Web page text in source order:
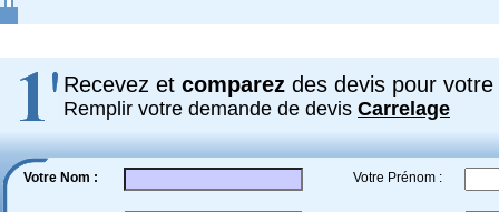
Recevez et comparez des devis pour votre
Remplir votre demande de devis Carrelage
Votre Nom : Votre Prénom :